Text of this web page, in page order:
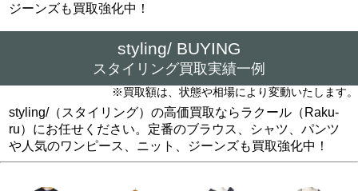
ジーンズも買取強化中！
styling/ BUYING
スタイリング買取実績一例
※買取額は、状態や相場により変動いたします。
styling/（スタイリング）の高価買取ならラクール（Raku-
ru）にお任せください。定番のブラウス、シャツ、パンツ
や人気のワンピース、ニット、ジーンズも買取強化中！